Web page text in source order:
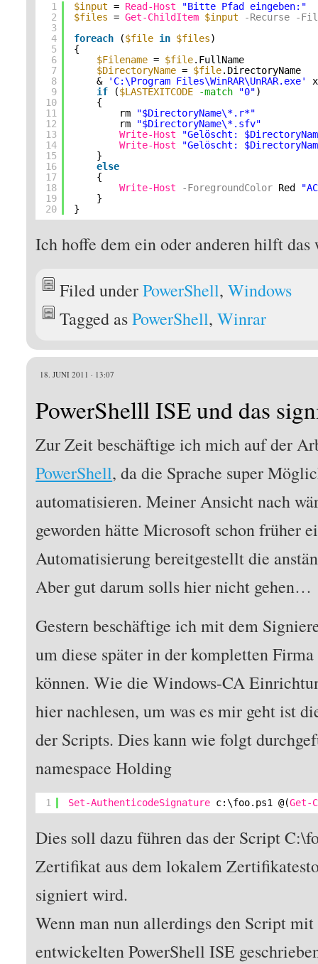
1
2
3
4
5
6
7
8
9
10
11
12
13
14
15
16
17
18
19
20
$input = Read-Host
"Bitte Pfad eingeben:"
$files = Get-ChildItem $input -Recurse
-
foreach
($file in $files)
{
$Filename = $file.FullName
$DirectoryName = $file.DirectoryName
&
'C:\Program Files\WinRAR\UnRAR.exe'
x
if
($LASTEXITCODE -match "0")
{
rm
"$DirectoryName\*.r*"
rm
"$DirectoryName\*.sfv"
Write-Host
"Gelöscht:
Write-Host
"Gelöscht:
}
else
{
Write-Host
-ForegroundColor Red
}
}
Ich hoffe dem ein oder anderen hilft
Filed underPowerShell,Windows
Tagged asPowerShell,Winrar
18. JUNI 2011 · 13:07
PowerShelll ISE und das
Zur Zeit beschäftige ich mich auf der
PowerShell, da die Sprache super
automatisieren. Meiner Ansicht nach
geworden hätte Microsoft schon früher
Automatisierung bereitgestellt die
Aber gut darum solls hier nicht gehen…
Gestern beschäftige ich mit dem
um diese später in der kompletten
können. Wie die Windows-CA
hier nachlesen, um was es mir geht ist
der Scripts. Dies kann wie folgt
namespace Holding
1 Set-AuthenticodeSignature c:\foo.ps1 @(Get-
Dies soll dazu führen das der Script
Zertifikat aus dem lokalem
signiert wird.
Wenn man nun allerdings den Script
entwickelten PowerShell ISE